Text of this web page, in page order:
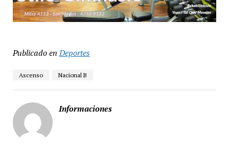
Publicado en Deportes
Ascenso Nacional B
Informaciones